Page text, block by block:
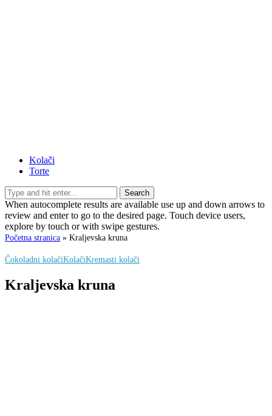
Kolači
Torte
Search
When autocomplete results are available use up and down arrows to
review and enter to go to the desired page. Touch device users,
explore by touch or with swipe gestures.
Početna stranica » Kraljevska kruna
Čokoladni kolačiKolačiKremasti kolači
Kraljevska kruna